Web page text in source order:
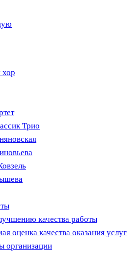
Трио
качества работы
оценка качества оказания услуг
организации